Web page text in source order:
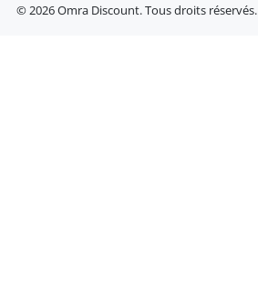
© 2026 Omra Discount. Tous droits réservés.